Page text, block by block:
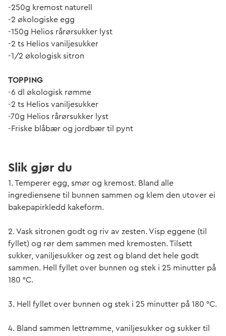
-250g kremost naturell
-2 økologiske egg
-150g Helios rårørsukker lyst
-2 ts Helios vaniljesukker
-1/2 økologisk sitron
TOPPING
-6 dl økologisk rømme
-2 ts Helios vaniljesukker
-70g Helios rårørsukker lyst
-Friske blåbær og jordbær til pynt
Slik gjør du
1. Temperer egg, smør og kremost. Bland alle
ingrediensene til bunnen sammen og klem den utover ei
bakepapirkledd kakeform.
2. Vask sitronen godt og riv av zesten. Visp eggene (til
fyllet) og rør dem sammen med kremosten. Tilsett
sukker, vaniljesukker og zest og bland det hele godt
sammen. Hell fyllet over bunnen og stek i 25 minutter på
180 °C.
3. Hell fyllet over bunnen og stek i 25 minutter på 180 °C.
4. Bland sammen lettrømme, vaniljesukker og sukker til